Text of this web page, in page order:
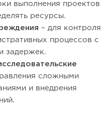
выполнения проектов
ресурсы.
– для контроля
процессов с
задержек.
сложными
и внедрения